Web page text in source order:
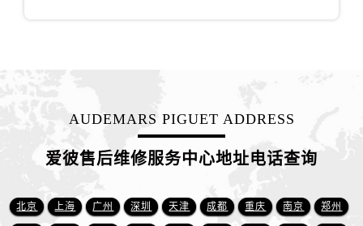
陕西省西安市碑林区南关正街88号华侨城长安国际中心E座6楼10室爱彼售后服务中心（需提前预约）
河北省唐山市路南区新华东道100号万达广场写字楼A座10层1002室爱彼售后服务中心（需提前预约）
AUDEMARS PIGUET ADDRESS
爱彼售后维修服务中心地址电话查询
北京 上海 广州 深圳 天津 成都 重庆 南京 郑州